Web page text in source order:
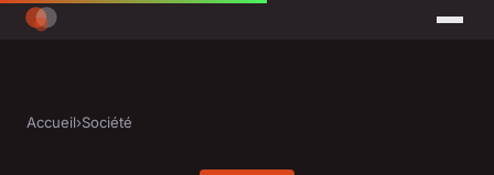
Accueil›Société